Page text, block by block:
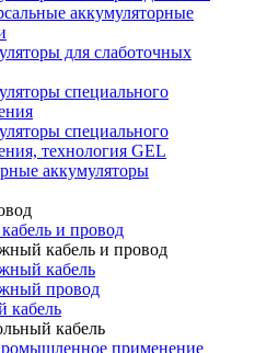
аккумуляторные
для слаботочных
специального
специального
технология GEL
аккумуляторы
и провод
кабель и провод
кабель
провод
кабель
кабель
применение